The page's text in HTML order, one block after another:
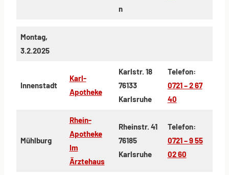
n
Montag,
3.2.2025
Innenstadt
Karl-
Apotheke
Karlstr. 18
76133
Karlsruhe
Telefon:
0721 – 2 67
40
Mühlburg
Rhein-
Apotheke
Im
Ärztehaus
Rheinstr. 41
76185
Karlsruhe
Telefon:
0721 – 9 55
02 60